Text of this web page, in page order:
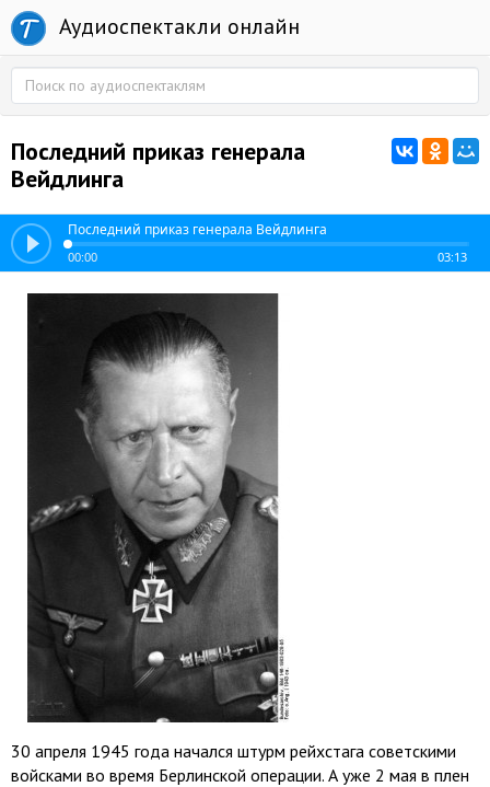
Аудиоспектакли онлайн
Последний приказ генерала
Вейдлинга
Последний приказ генерала Вейдлинга
00:00 03:13
30 апреля 1945 года начался штурм рейхстага советскими
войсками во время Берлинской операции. А уже 2 мая в плен